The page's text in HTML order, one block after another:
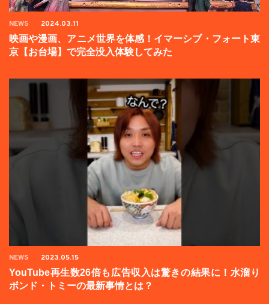
NEWS 2024.03.11
映画や漫画、アニメ世界を体感！イマーシブ・フォート東
京【お台場】で完全没入体験してみた
NEWS 2023.05.15
YouTube再生数26倍も広告収入は驚きの結果に！水溜り
ボンド・トミーの最新事情とは？